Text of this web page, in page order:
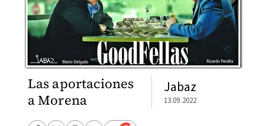
Las aportaciones
a Morena
Jabaz
13.09.2022